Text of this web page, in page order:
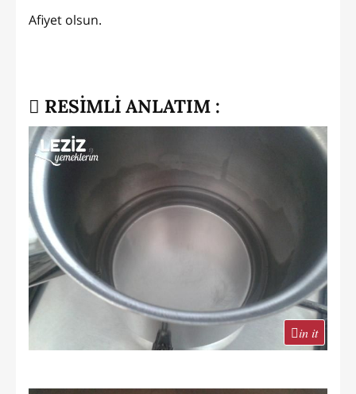
Afiyet olsun.
RESİMLİ ANLATIM :
in it